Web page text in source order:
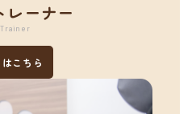
レーナー
Trainer
こちら